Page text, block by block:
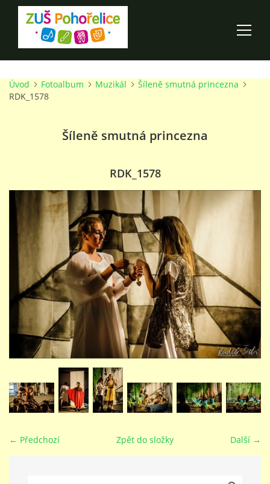
ÚVOD
O ŠKOLE
PRO RODIČE
TALENTOVÉ ZKOUŠKY
STUDIJNÍ OBORY
GALERIE
VIDEA - FILMOVÁ TVORBA
PEDAGOGICKÝ SBOR
DOKUMENTY / KE STAŽENÍ
Úvod Fotoalbum Muzikál
Šíleně smutná princezna
RDK_1578
Šíleně smutná princezna
RDK_1578
← Předchozí Další →
Zpět do složky